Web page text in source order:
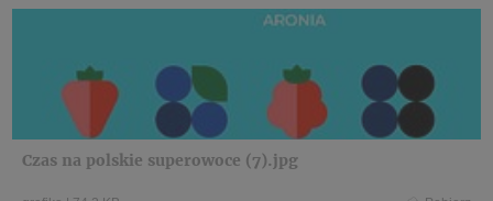
Czas na polskie superowoce (7).jpg